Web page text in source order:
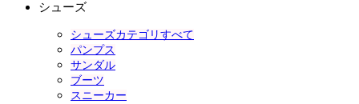
シューズ
シューズカテゴリすべて
パンプス
サンダル
ブーツ
スニーカー